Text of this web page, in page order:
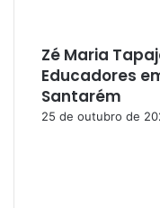
Zé Maria
Educadores
Santarém
25 de outubro de